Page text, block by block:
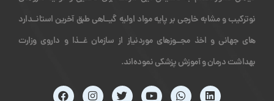
نوترکیب و مشابه خارجی بر پایه مواد اولیه گیــاهی طبق آخرین استانــدارد
های جهانی و اخذ مجــوزهای موردنیاز از سازمان غــذا و داروی وزارت
بهداشت درمان و آموزش پزشکی نموده‌اند.